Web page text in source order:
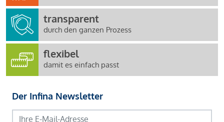
transparent
durch den ganzen Prozess
flexibel
damit es einfach passt
Der Infina Newsletter